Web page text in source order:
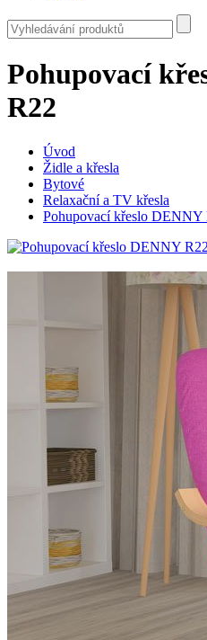
Pohupovací
R22
Úvod
Židle a křesla
Bytové
Relaxační a TV křesla
Pohupovací křeslo DENNY